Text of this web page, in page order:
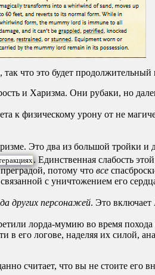
что это будет продолжительный
и Харизма. Они рубаки, но
физическому урону от не
Это два из большой тройки и
. Единственная слабость
потому что все
с уничтожением его
других персонажей. Это включает
лорда-мумию во время
в его логове, наделяя их силой,
считает, что вы не стоите его